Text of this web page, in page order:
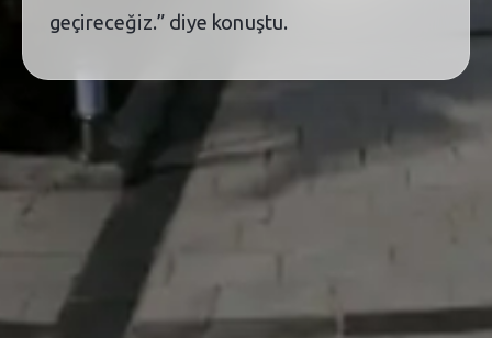
geçireceğiz.” diye konuştu.